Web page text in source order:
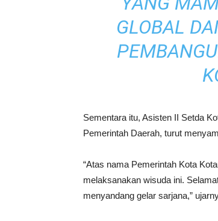
GLOBAL
Sementara itu, Asisten II Setda
Pemerintah Daerah, turut
“Atas nama Pemerintah Kota
melaksanakan wisuda ini.
menyandang gelar sarjana,”